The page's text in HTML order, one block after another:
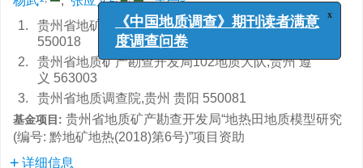
1.
贵州省地矿局地球物理地球化学勘查院,贵州 贵阳
550018
2.
贵州省地质矿产勘查开发局102地质大队,贵州 遵
义 563003
3.
贵州省地质调查院,贵州 贵阳 550081
基金项目: 贵州省地质矿产勘查开发局“地热田地质模型研究
(编号: 黔地矿地热(2018)第6号)”项目资助
详细信息
x
《中国地质调查》期刊读者满意
度调查问卷